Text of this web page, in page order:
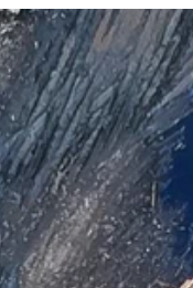
Kontakta Boka demo